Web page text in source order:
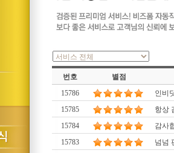
번호
별점
15786
인비
15785
항상
15784
감사
15783
넘넘